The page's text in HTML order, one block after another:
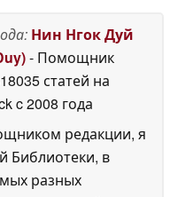
Нин Нгок Дуй
- Помощник
статей на
c 2008 года
редакции, я
Библиотеки, в
разных